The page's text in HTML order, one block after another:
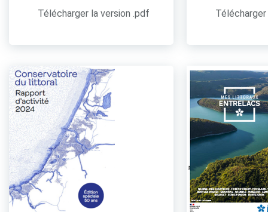
Télécharger la version .pdf